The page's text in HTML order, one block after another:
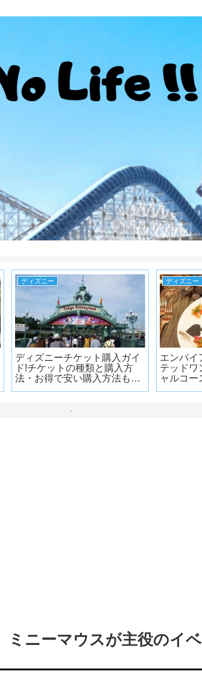
ディズニー
ディズニーチケット購入ガイ
ド!チケットの種類と購入方
法・お得で安い購入方法もま
ディズニー
エンパイ
テッドワ
ャルコー
ミニーマウスが主役のイベ